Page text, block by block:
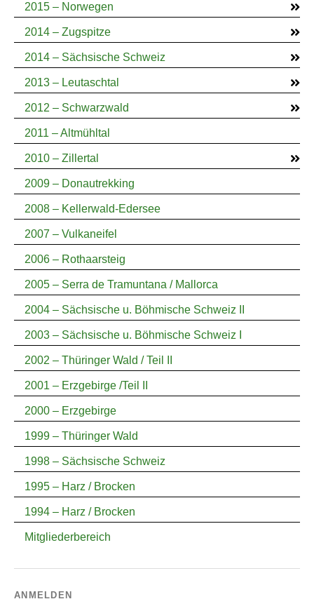
2015 – Norwegen
2014 – Zugspitze
2014 – Sächsische Schweiz
2013 – Leutaschtal
2012 – Schwarzwald
2011 – Altmühltal
2010 – Zillertal
2009 – Donautrekking
2008 – Kellerwald-Edersee
2007 – Vulkaneifel
2006 – Rothaarsteig
2005 – Serra de Tramuntana / Mallorca
2004 – Sächsische u. Böhmische Schweiz II
2003 – Sächsische u. Böhmische Schweiz I
2002 – Thüringer Wald / Teil II
2001 – Erzgebirge /Teil II
2000 – Erzgebirge
1999 – Thüringer Wald
1998 – Sächsische Schweiz
1995 – Harz / Brocken
1994 – Harz / Brocken
Mitgliederbereich
ANMELDEN